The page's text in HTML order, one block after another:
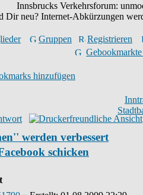
Innsbrucks Verkehrsforum:
Dir neu? Internet-Abkürzungen
Gruppen
Registrieren
hinzufügen
werden verbessert